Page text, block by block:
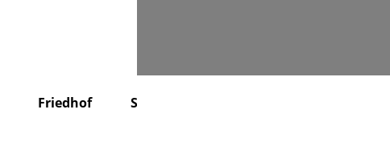
Friedhof Stiftung